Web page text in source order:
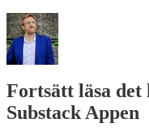
Fortsätt läsa
Substack Appen